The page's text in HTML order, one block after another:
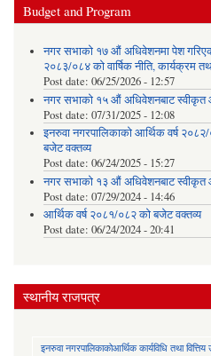
Budget and Program
नगर सभाको १७ औं अधिवेशनमा पेश
२०८३/०८४ को वार्षिक नीति, कार्यक्रम
Post date: 06/25/2026 - 12:57
नगर सभाको १५ औं अधिवेशनबाट
Post date: 07/31/2025 - 12:08
इनरुवा नगरपालिकाको आर्थिक वर्ष २०८२/
बजेट वक्तव्य
Post date: 06/24/2025 - 15:27
नगर सभाको १३ औं अधिवेशनबाट
Post date: 07/29/2024 - 14:46
आर्थिक वर्ष २०८१/०८२ को बजेट वक्तव्य
Post date: 06/24/2024 - 20:41
स्थानीय राजपत्र
इनरुवा नगरपालिकाकोआर्थिक कार्यविधि तथा